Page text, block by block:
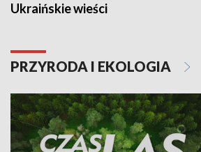
Ukraińskie wieści
PRZYRODA I EKOLOGIA